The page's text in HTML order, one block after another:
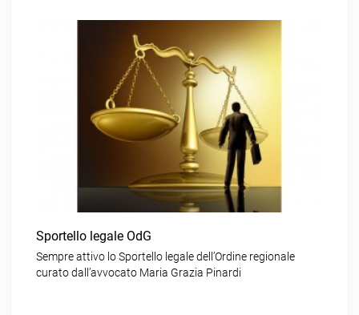
Sportello legale OdG
Sempre attivo lo Sportello legale dell’Ordine regionale
curato dall’avvocato Maria Grazia Pinardi